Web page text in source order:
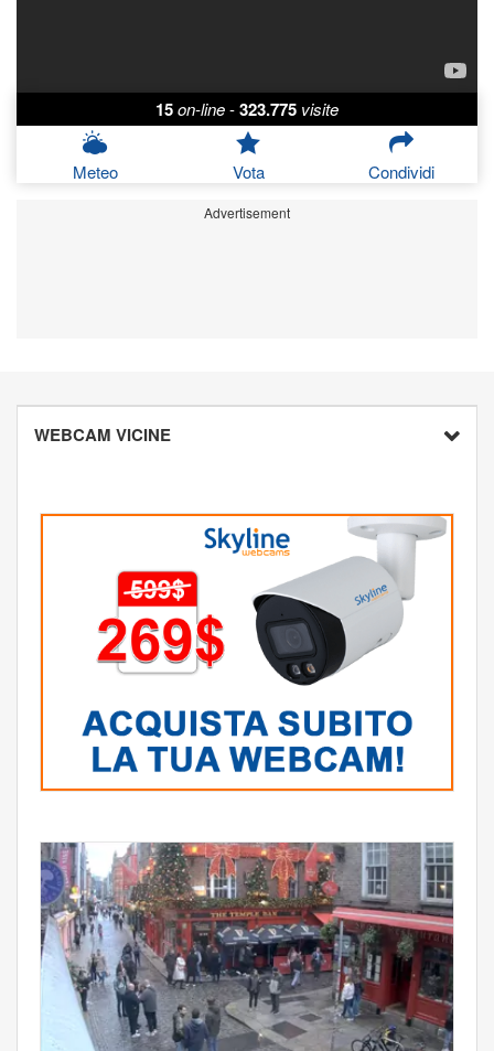
15on-line-323.775 visite
Meteo Vota Condividi
Advertisement
WEBCAM VICINE